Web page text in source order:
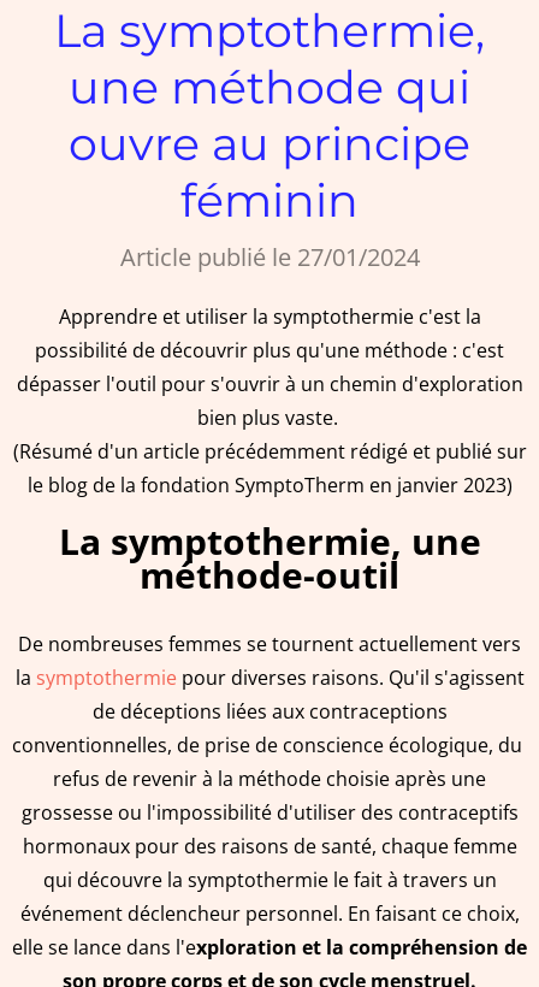
La symptothermie,
une méthode qui
ouvre au principe
féminin
Article publié le 27/01/2024
Apprendre et utiliser la symptothermie c'est la
possibilité de découvrir plus qu'une méthode : c'est
dépasser l'outil pour s'ouvrir à un chemin d'exploration
bien plus vaste.
(Résumé d'un article précédemment rédigé et publié sur
le blog de la fondation SymptoTherm en janvier 2023)
La symptothermie, une
méthode-outil
De nombreuses femmes se tournent actuellement vers
la symptothermiepour diverses raisons. Qu'il s'agissent
de déceptions liées aux contraceptions
conventionnelles, de prise de conscience écologique, du
refus de revenir à la méthode choisie après une
grossesse ou l'impossibilité d'utiliser des contraceptifs
hormonaux pour des raisons de santé, chaque femme
qui découvre la symptothermie le fait à travers un
événement déclencheur personnel. En faisant ce choix,
elle se lance dans l'exploration et la compréhension de
son propre corps et de son cycle menstruel.